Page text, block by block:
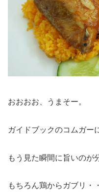
おおおお、うまそー。
ガイドブックのコムガー
もう見た瞬間に旨いのが
もちろん鶏からガブリ・